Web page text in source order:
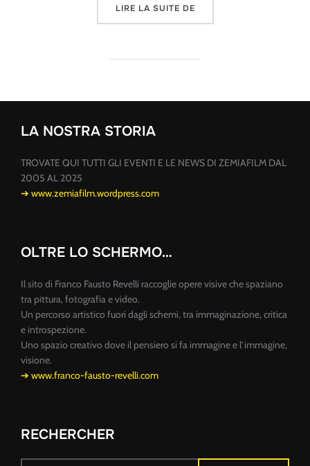
LIRE LA SUITE DE« NATURA E PAESAGGI
LA NOSTRA STORIA
TROVATE QUI TUTTI GLI EVENTI E LE NEWS DI ZEMIAFILM DAL
2005 AL 2025
➔ www.zemiafilm.wordpress.com
OLTRE LO SCHERMO…
Il sito di Franco Fausto Revelli raccoglie opere visive che spaziano
tra pittura, fotografia e video.
Un percorso artistico fuori dagli schemi, tra immaginazione, critica
e introspezione.
Uno spazio creativo dove il pensiero si fa immagine e l’immagine,
visione.
➔ www.franco-fausto-revelli.com
RECHERCHER